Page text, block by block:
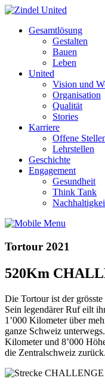
Gesamtlösung
Gestalten
Bauen
Leben
United
Vision und
Organisation
Qualität
Stories
Karriere
Offene
Lehrstellen
Geschichte
Engagement
Gesundheit
Think Tank
Tortour 2021
520Km
Die Tortour ist der
Sein legendärer Ruf eilt
1’000 Kilometer über
ganze Schweiz
Kilometer und 8’000
die Zentralschweiz zurück.